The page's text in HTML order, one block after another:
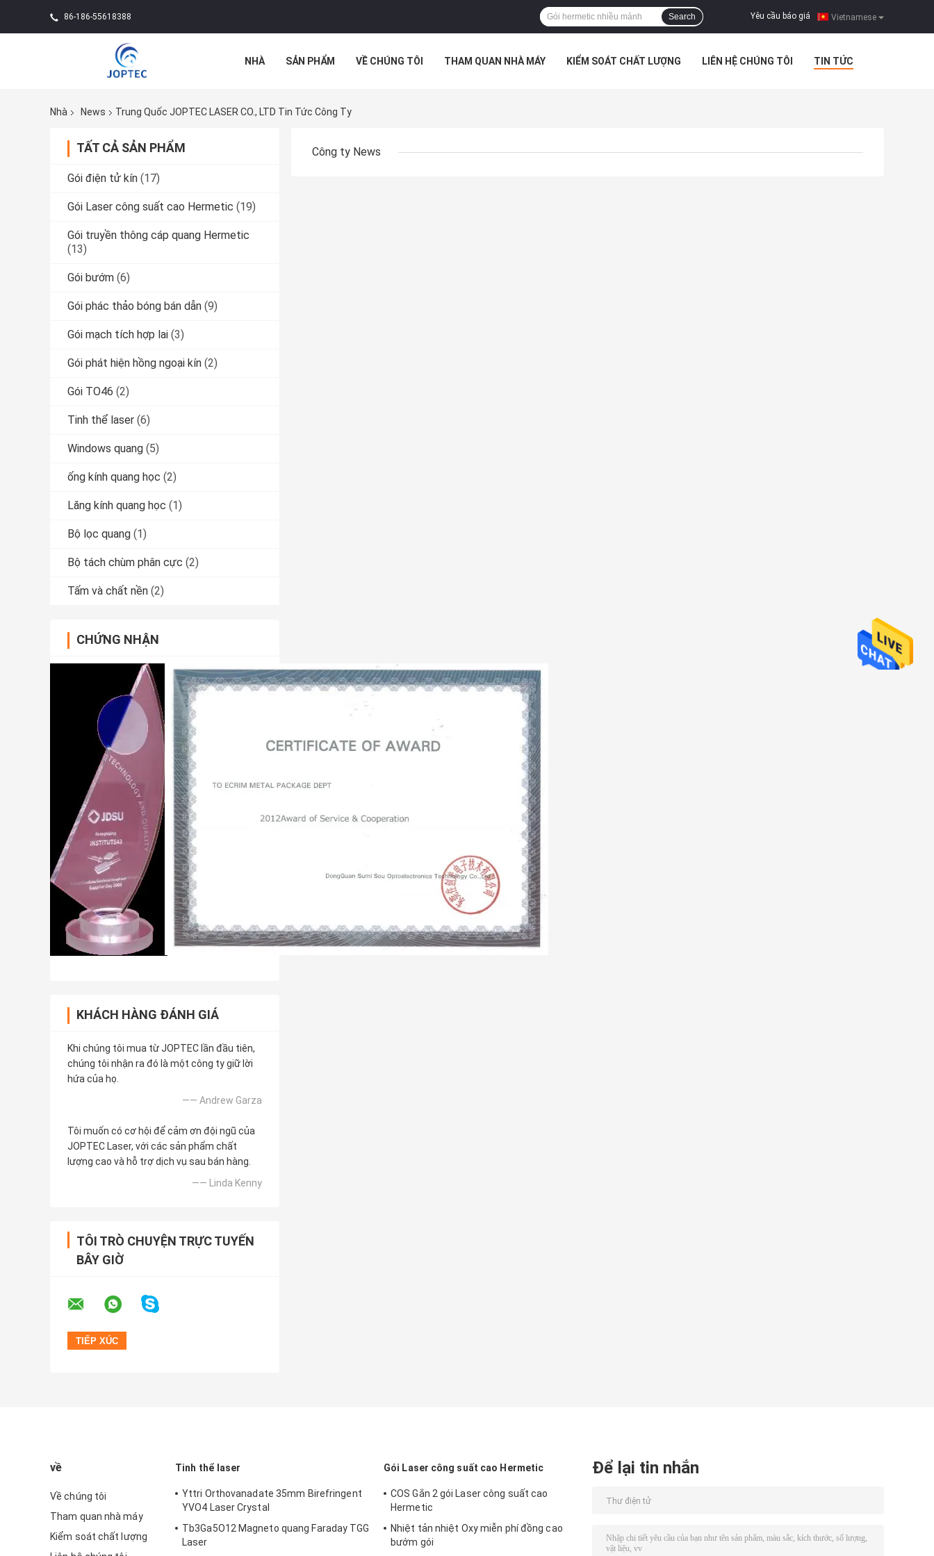
86-186-55618388 Vietnamese
Yêu cầu báo giá
Search
NHÀ SẢN PHẨM VỀ CHÚNG TÔI THAM QUAN NHÀ MÁY KIỂM SOÁT CHẤT LƯỢNG LIÊN HỆ CHÚNG TÔI TIN TỨC
Nhà News Trung Quốc JOPTEC LASER CO., LTD Tin Tức Công Ty
TẤT CẢ SẢN PHẨM
Gói điện tử kín (17)
Gói Laser công suất cao Hermetic (19)
Gói truyền thông cáp quang Hermetic
(13)
Gói bướm (6)
Gói phác thảo bóng bán dẫn (9)
Gói mạch tích hợp lai (3)
Gói phát hiện hồng ngoại kín (2)
Gói TO46 (2)
Tinh thể laser (6)
Windows quang (5)
ống kính quang học (2)
Lăng kính quang học (1)
Bộ lọc quang (1)
Bộ tách chùm phân cực (2)
Tấm và chất nền (2)
CHỨNG NHẬN
KHÁCH HÀNG ĐÁNH GIÁ
Khi chúng tôi mua từ JOPTEC lần đầu tiên,
chúng tôi nhận ra đó là một công ty giữ lời
hứa của họ.
—— Andrew Garza
Tôi muốn có cơ hội để cảm ơn đội ngũ của
JOPTEC Laser, với các sản phẩm chất
lượng cao và hỗ trợ dịch vụ sau bán hàng.
—— Linda Kenny
TÔI TRÒ CHUYỆN TRỰC TUYẾN
BÂY GIỜ
Công ty News
về
Về chúng tôi
Tham quan nhà máy
Kiểm soát chất lượng
Tinh thể laser
Yttri Orthovanadate 35mm Birefringent
YVO4 Laser Crystal
Tb3Ga5O12 Magneto quang Faraday TGG
Laser
Gói Laser công suất cao Hermetic
COS Gắn 2 gói Laser công suất cao
Hermetic
Nhiệt tản nhiệt Oxy miễn phí đồng cao
bướm gói
Để lại tin nhắn